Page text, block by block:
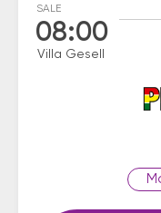
SALE
08:00
Villa Gesell